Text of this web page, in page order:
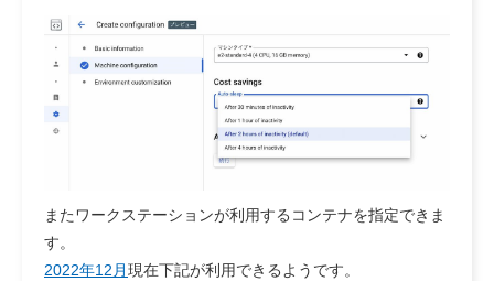
またワークステーションが利用するコンテナを指定できま
す。
2022年12月現在下記が利用できるようです。